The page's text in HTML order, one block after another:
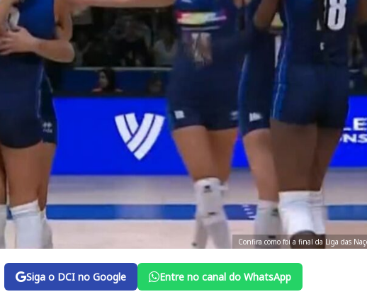
Confira como foi a final da Liga das
Siga o DCI no Google Entre no canal do WhatsApp